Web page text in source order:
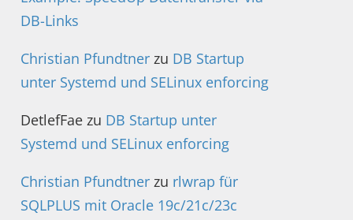
DB-Links
Christian Pfundtner zu DB Startup
unter Systemd und SELinux enforcing
DetlefFae zu DB Startup unter
Systemd und SELinux enforcing
Christian Pfundtner zu rlwrap für
SQLPLUS mit Oracle 19c/21c/23c